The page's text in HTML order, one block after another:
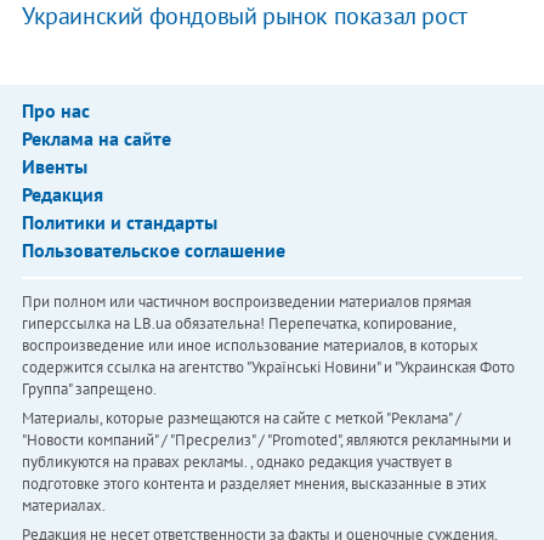
Украинский фондовый рынок показал рост
Про нас
Реклама на сайте
Ивенты
Редакция
Политики и стандарты
Пользовательское соглашение
При полном или частичном воспроизведении материалов прямая
гиперссылка на LB.ua обязательна! Перепечатка, копирование,
воспроизведение или иное использование материалов, в которых
содержится ссылка на агентство "Українськi Новини" и "Украинская Фото
Группа" запрещено.
Материалы, которые размещаются на сайте с меткой "Реклама" /
"Новости компаний" / "Пресрелиз" / "Promoted", являются рекламными и
публикуются на правах рекламы. , однако редакция участвует в
подготовке этого контента и разделяет мнения, высказанные в этих
материалах.
Редакция не несет ответственности за факты и оценочные суждения,